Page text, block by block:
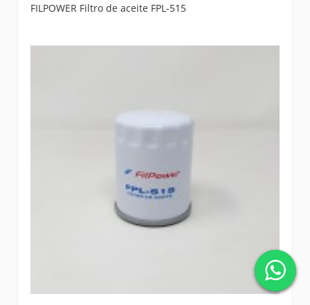
FILPOWER Filtro de aceite FPL-515